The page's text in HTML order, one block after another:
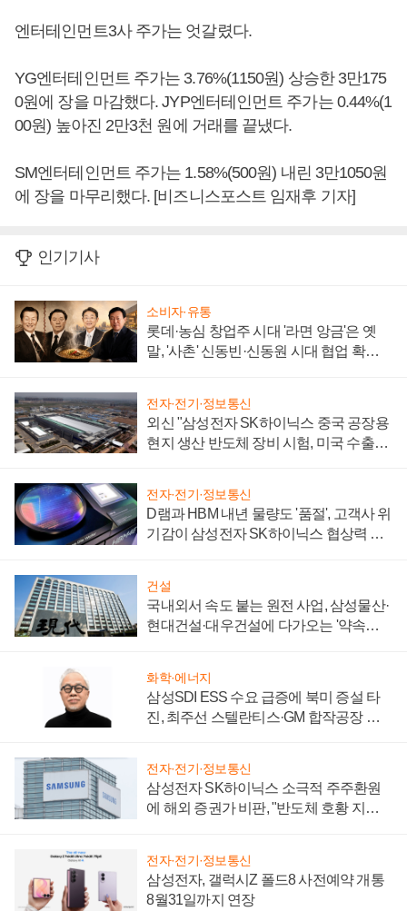
엔터테인먼트3사 주가는 엇갈렸다.
YG엔터테인먼트 주가는 3.76%(1150원) 상승한 3만175
0원에 장을 마감했다. JYP엔터테인먼트 주가는 0.44%(1
00원) 높아진 2만3천 원에 거래를 끝냈다.
SM엔터테인먼트 주가는 1.58%(500원) 내린 3만1050원
에 장을 마무리했다. [비즈니스포스트 임재후 기자]
인기기사
소비자·유통
롯데·농심 창업주 시대 '라면 앙금'은 옛
말, '사촌' 신동빈·신동원 시대 협업 확대
전자·전기·정보통신
외신 "삼성전자 SK하이닉스 중국 공장용
현지 생산 반도체 장비 시험, 미국 수출통
전자·전기·정보통신
D램과 HBM 내년 물량도 '품절', 고객사 위
기감이 삼성전자 SK하이닉스 협상력 더
건설
국내외서 속도 붙는 원전 사업, 삼성물산·
현대건설·대우건설에 다가오는 '약속의
화학·에너지
삼성SDI ESS 수요 급증에 북미 증설 타
진, 최주선 스텔란티스·GM 합작공장 건
전자·전기·정보통신
삼성전자 SK하이닉스 소극적 주주환원
에 해외 증권가 비판, "반도체 호황 지속
전자·전기·정보통신
삼성전자, 갤럭시Z 폴드8 사전예약 개통
8월31일까지 연장